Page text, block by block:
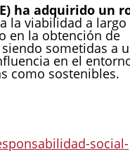
ha adquirido un
la viabilidad a largo
en la obtención de
sometidas a
en el
como sostenibles.
social-